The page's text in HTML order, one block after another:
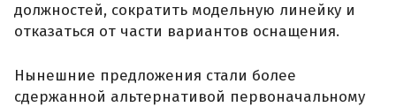
должностей, сократить модельную линейку и
отказаться от части вариантов оснащения.
Нынешние предложения стали более
сдержанной альтернативой первоначальному